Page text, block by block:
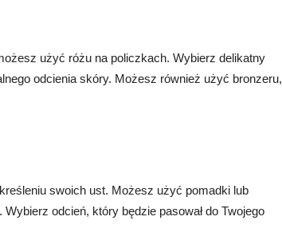
użyć różu na policzkach. Wybierz delikatny
odcienia skóry. Możesz również użyć bronzeru,
swoich ust. Możesz użyć pomadki lub
odcień, który będzie pasował do Twojego